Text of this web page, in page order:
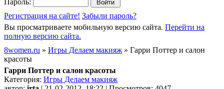
Регистрация на сайте! Забыли пароль?
Вы просматриваете мобильную версию сайта. Перейти на
полную версию сайта.
8women.ru » Игры Делаем макияж » Гарри Поттер и салон
красоты
Гарри Поттер и салон красоты
Категория: Игры Делаем макияж